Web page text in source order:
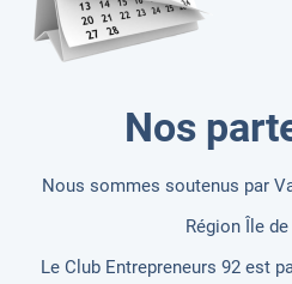
Nos
Nous sommes soutenus par
Région Île
Le Club Entrepreneurs 92 est